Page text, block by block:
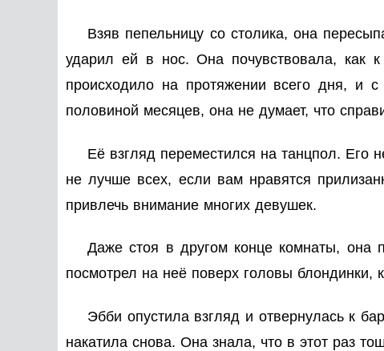
Взяв пепельницу со столика, она
ударил ей в нос. Она почувствовала, как
происходило на протяжении всего дня, и
половиной месяцев, она не думает, что
Её взгляд переместился на танцпол.
не лучше всех, если вам нравятся
привлечь внимание многих девушек.
Даже стоя в другом конце комнаты, она
посмотрел на неё поверх головы блондинки,
Эбби опустила взгляд и отвернулась к
накатила снова. Она знала, что в этот раз